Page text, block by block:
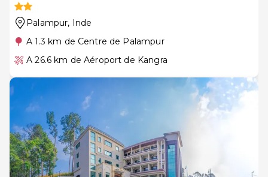
Palampur, Inde
A 1.3 km de Centre de Palampur
A 26.6 km de Aéroport de Kangra